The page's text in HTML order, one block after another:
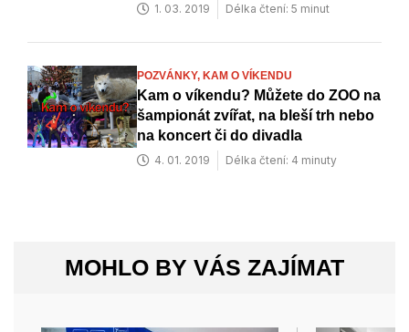
1. 03. 2019 Délka čtení: 5 minut
POZVÁNKY, KAM O VÍKENDU
Kam o víkendu? Můžete do ZOO na
šampionát zvířat, na bleší trh nebo
na koncert či do divadla
4. 01. 2019 Délka čtení: 4 minuty
MOHLO BY VÁS ZAJÍMAT